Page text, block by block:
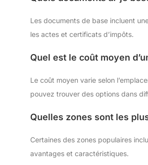
Les documents de base incluent
les actes et certificats d’impôts.
Quel est le coût moyen
Le coût moyen varie selon
pouvez trouver des options dans
Quelles zones sont les
Certaines des zones populaires
avantages et caractéristiques.